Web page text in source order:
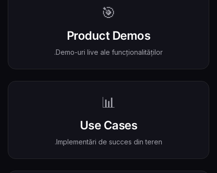
🎯
Product Demos
Demo-uri live ale funcționalităților.
📊
Use Cases
Implementări de succes din teren.